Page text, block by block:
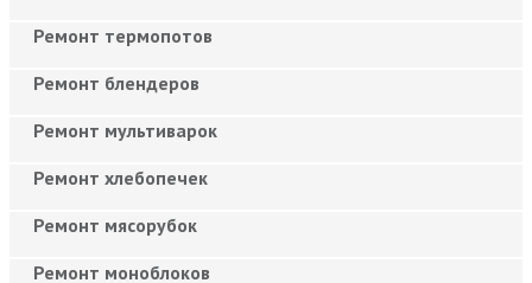
Ремонт термопотов
Ремонт блендеров
Ремонт мультиварок
Ремонт хлебопечек
Ремонт мясорубок
Ремонт моноблоков